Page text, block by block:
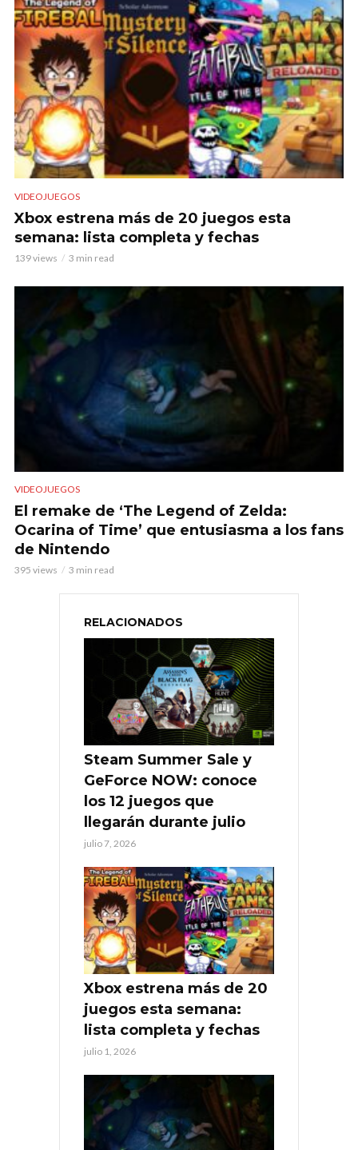
VIDEOJUEGOS
Xbox estrena más de 20 juegos esta
semana: lista completa y fechas
139 views 3 min read
VIDEOJUEGOS
El remake de ‘The Legend of Zelda:
Ocarina of Time’ que entusiasma a los fans
de Nintendo
395 views 3 min read
RELACIONADOS
Steam Summer Sale y
GeForce NOW: conoce
los 12 juegos que
llegarán durante julio
julio 7, 2026
Xbox estrena más de 20
juegos esta semana:
lista completa y fechas
julio 1, 2026